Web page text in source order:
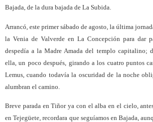
Bajada, de la dura bajada de La Subida.
Arrancó, este primer sábado de agosto, la última
la Venia de Valverde en La Concepción para dar
despedía a la Madre Amada del templo capitalino;
ella, un poco después, girando a los cuatro puntos
Lemus, cuando todavía la oscuridad de la noche
alumbran el camino.
Breve parada en Tiñor ya con el alba en el cielo,
en Tejegüete, recordara que seguíamos en Bajada,